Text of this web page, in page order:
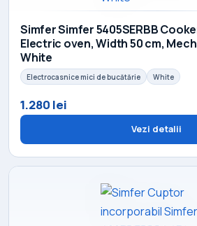
Simfer Simfer 5405SERBB
Electric oven, Width 50 cm,
White
Electrocasnice mici de bucătărie White
1.280 lei
Vezi detalii